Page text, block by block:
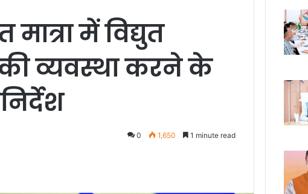
मात्रा में विद्युत
की व्यवस्था करने के
0 1,650 1 minute read